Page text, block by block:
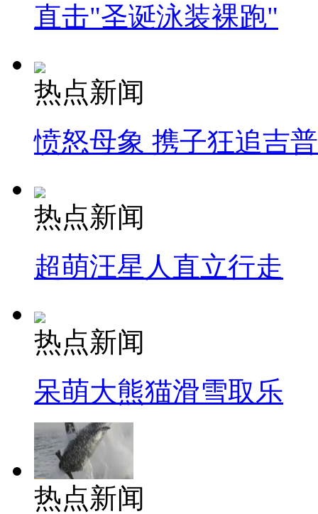
直击"圣诞泳装裸跑"
热点新闻
愤怒母象 携子狂追吉
热点新闻
超萌汪星人直立行走
热点新闻
呆萌大熊猫滑雪取乐
热点新闻